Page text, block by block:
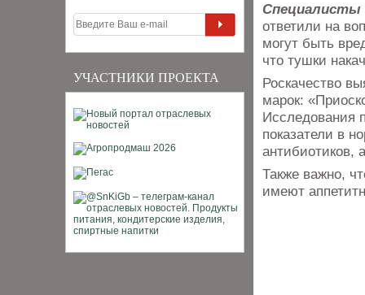
УЧАСТНИКИ ПРОЕКТА
Специалисты
ответили на
могут быть
что тушки
Роскачество
марок:
Исследования
показатели в
антибиотиков,
Также важно,
имеют